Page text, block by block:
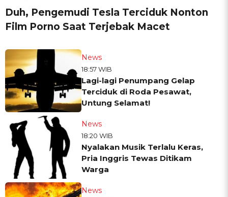
Duh, Pengemudi Tesla Terciduk Nonton
Film Porno Saat Terjebak Macet
News
18:57 WIB
Lagi-lagi Penumpang Gelap
Terciduk di Roda Pesawat,
Untung Selamat!
News
18:20 WIB
Nyalakan Musik Terlalu Keras,
Pria Inggris Tewas Ditikam
Warga
News